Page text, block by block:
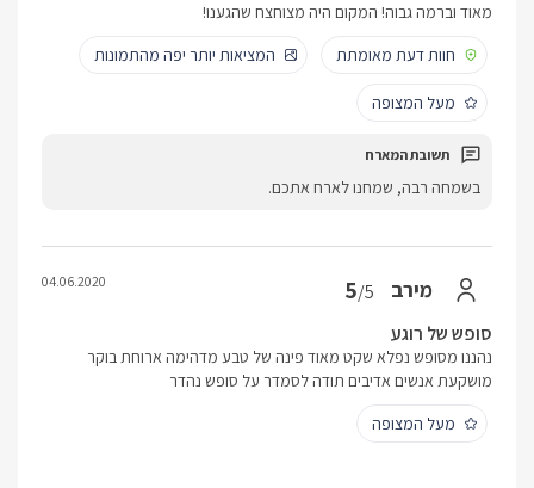
מאוד וברמה גבוה! המקום היה מצוחצח שהגענו!
חוות דעת מאומתת
המציאות יותר יפה מהתמונות
מעל המצופה
בשמחה רבה, שמחנו לארח אתכם.
מירב 5/5
04.06.2020
סופש של רוגע
נהננו מסופש נפלא שקט מאוד פינה של טבע מדהימה ארוחת בוקר
מושקעת אנשים אדיבים תודה לסמדר על סופש נהדר
מעל המצופה